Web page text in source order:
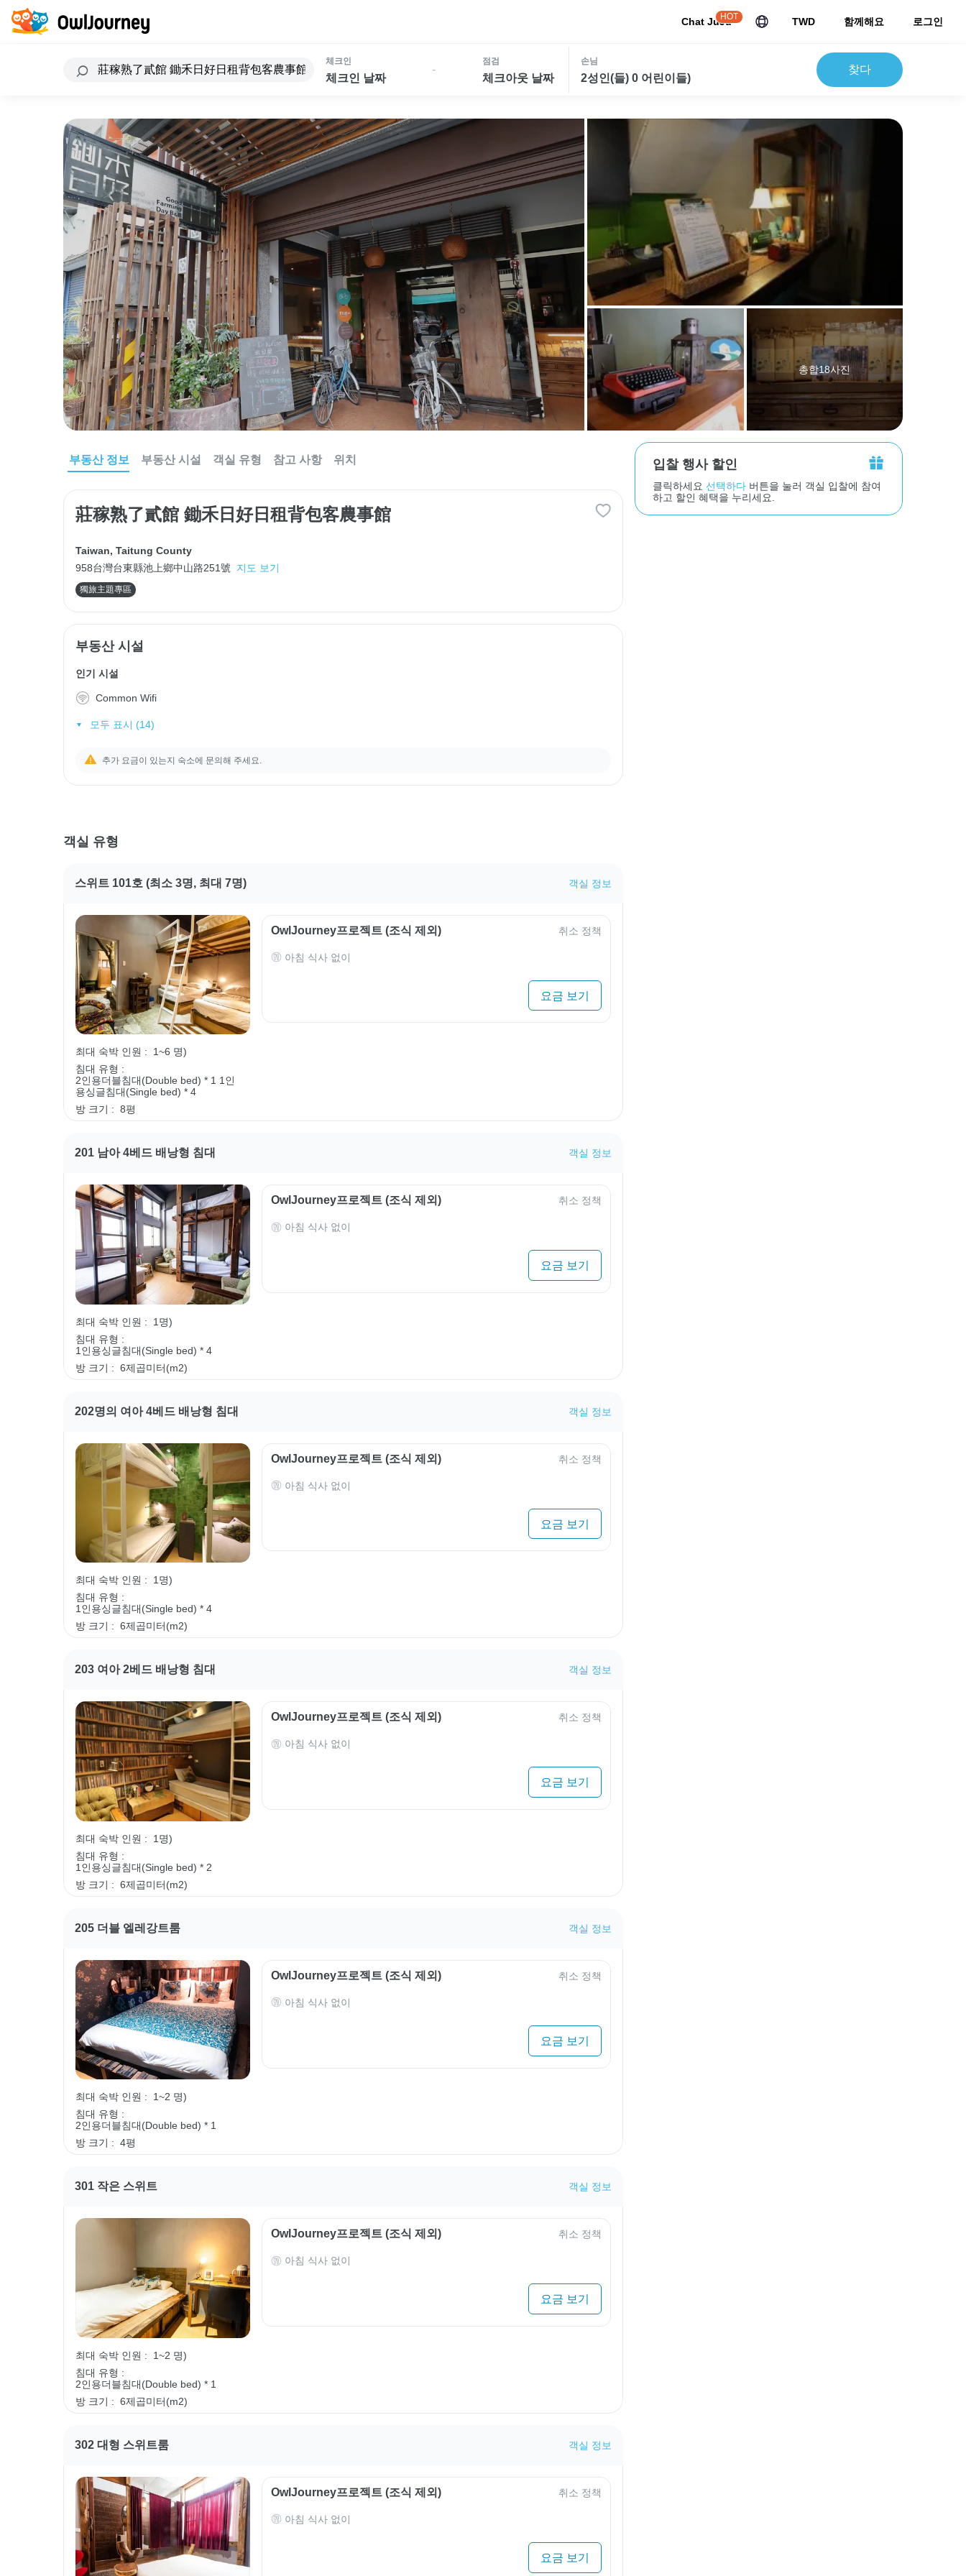
Chat JuJu
HOT TWD 함께해요 로그인
체크인
체크인 날짜
-
점검
체크아웃 날짜
손님
2성인(들) 0 어린이들)
찾다
총합18사진
부동산 정보 부동산 시설 객실 유형 참고 사항 위치
莊稼熟了貳館 鋤禾日好日租背包客農事館
Taiwan, Taitung County
958台灣台東縣池上鄉中山路251號
지도 보기
獨旅主題專區
부동산 시설
인기 시설
Common Wifi
모두 표시 (14)
추가 요금이 있는지 숙소에 문의해 주세요.
객실 유형
스위트 101호 (최소 3명, 최대 7명) 객실 정보
최대 숙박 인원 :
1~6 명)
침대 유형 :
2인용더블침대(Double bed) * 1 1인
용싱글침대(Single bed) * 4
방 크기 : 8평
OwlJourney프로젝트 (조식 제외) 취소 정책
아침 식사 없이
요금 보기
201 남아 4베드 배낭형 침대 객실 정보
최대 숙박 인원 :
1명)
침대 유형 :
1인용싱글침대(Single bed) * 4
방 크기 : 6제곱미터(m2)
OwlJourney프로젝트 (조식 제외) 취소 정책
아침 식사 없이
요금 보기
202명의 여아 4베드 배낭형 침대 객실 정보
최대 숙박 인원 :
1명)
침대 유형 :
1인용싱글침대(Single bed) * 4
방 크기 : 6제곱미터(m2)
OwlJourney프로젝트 (조식 제외) 취소 정책
아침 식사 없이
요금 보기
203 여아 2베드 배낭형 침대 객실 정보
최대 숙박 인원 :
1명)
침대 유형 :
1인용싱글침대(Single bed) * 2
방 크기 : 6제곱미터(m2)
OwlJourney프로젝트 (조식 제외) 취소 정책
아침 식사 없이
요금 보기
205 더블 엘레강트룸 객실 정보
최대 숙박 인원 :
1~2 명)
침대 유형 :
2인용더블침대(Double bed) * 1
방 크기 : 4평
OwlJourney프로젝트 (조식 제외) 취소 정책
아침 식사 없이
요금 보기
301 작은 스위트 객실 정보
최대 숙박 인원 :
1~2 명)
침대 유형 :
2인용더블침대(Double bed) * 1
방 크기 : 6제곱미터(m2)
OwlJourney프로젝트 (조식 제외) 취소 정책
아침 식사 없이
요금 보기
302 대형 스위트룸 객실 정보
OwlJourney프로젝트 (조식 제외) 취소 정책
아침 식사 없이
요금 보기
입찰 행사 할인
클릭하세요 선택하다 버튼을 눌러 객실 입찰에 참여
하고 할인 혜택을 누리세요.